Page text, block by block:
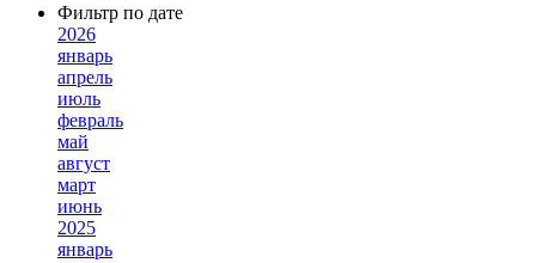
Фильтр по дате
2026
январь
апрель
июль
февраль
май
август
март
июнь
2025
январь